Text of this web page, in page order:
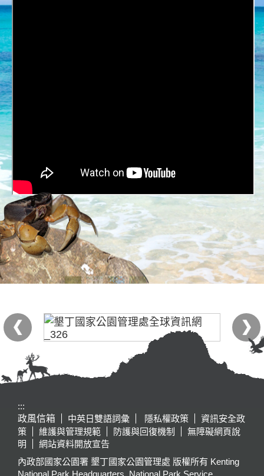
:::
政風信箱
中英日雙語詞彙 隱私權政策
資訊安全政
策
維護與管理規範 防護與回復機制
無障礙網頁說
明
網站資料開放宣告
內政部國家公園署 墾丁國家公園管理處 版權所有 Kenting
National Park Headquarters, National Park Service,